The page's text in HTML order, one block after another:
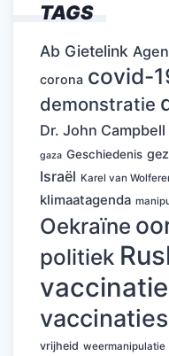
TAGS
Ab Gietelink
corona covid-
demonstratie
Dr. John Campbell
gaza Geschiedenis
Israël Karel van
klimaatagenda
Oekraïne
politiek
vaccinatie
vrijheid weermanipulatie